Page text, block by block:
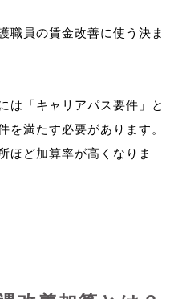
職員の賃金改善に使う決ま
は「キャリアパス要件」と
を満たす必要があります。
ほど加算率が高くなりま